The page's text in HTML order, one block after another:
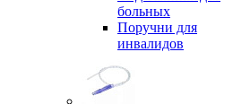
больных
Поручни для
инвалидов